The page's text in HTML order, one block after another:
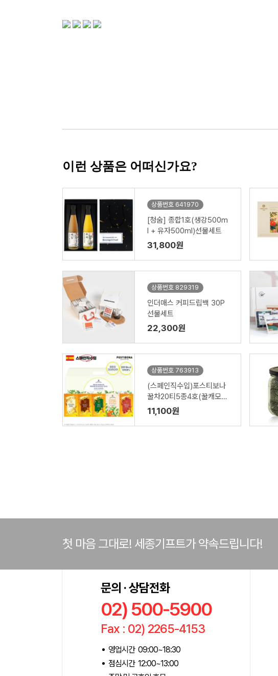
이런 상품은 어떠신가요?
상품번호 641970
[청숨] 종합1호(생강500m
l + 유자500ml)선물세트
31,800원
상품번호 829319
인더매스 커피드립백 30P
선물세트
22,300원
상품번호 763913
(스페인직수입)포스티보나
꿀차20티5종4호(꿀캐모마
일차20티,꿀루이보스20티,
꿀민트20티,꿀오렌지홍차2
0티,꿀히비스커스20티)10
11,100원
첫 마음 그대로! 세종기프트가 약속드립니다!
문의 · 상담전화
02) 500-5900
Fax : 02) 2265-4153
영업시간 09:00~18:30
점심시간 12:00~13:00